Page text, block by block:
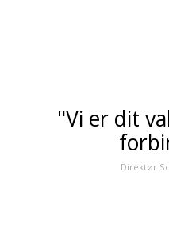
"Vi er dit
Direktør